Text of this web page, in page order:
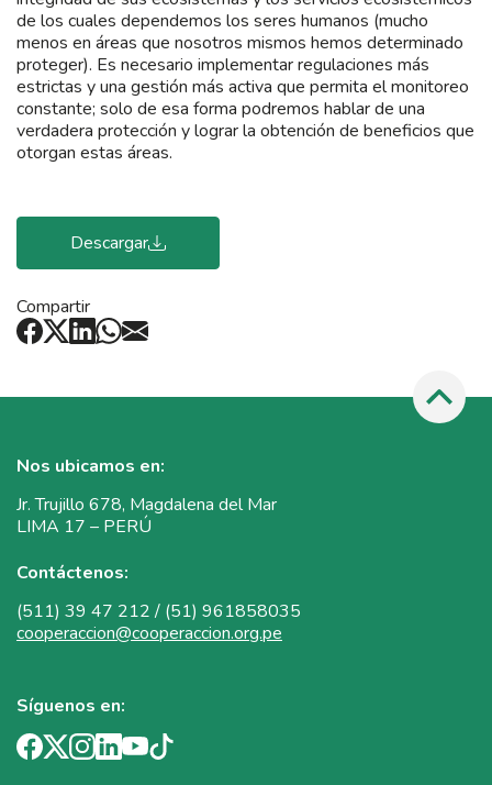
de los cuales dependemos los seres humanos (mucho
menos en áreas que nosotros mismos hemos determinado
proteger). Es necesario implementar regulaciones más
estrictas y una gestión más activa que permita el monitoreo
constante; solo de esa forma podremos hablar de una
verdadera protección y lograr la obtención de beneficios que
otorgan estas áreas.
Descargar
Compartir
Nos ubicamos en:
Jr. Trujillo 678, Magdalena del Mar
LIMA 17 – PERÚ
Contáctenos:
(511) 39 47 212 / (51) 961858035
cooperaccion@cooperaccion.org.pe
Síguenos en: